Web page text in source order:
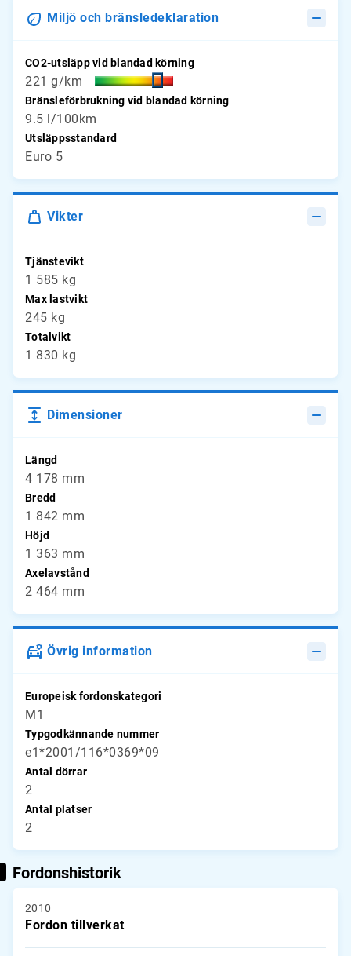
Miljö och bränsledeklaration
CO2-utsläpp vid blandad körning
221 g/km
Bränsleförbrukning vid blandad körning
9.5 l/100km
Utsläppsstandard
Euro 5
Vikter
Tjänstevikt
1 585 kg
Max lastvikt
245 kg
Totalvikt
1 830 kg
Dimensioner
Längd
4 178 mm
Bredd
1 842 mm
Höjd
1 363 mm
Axelavstånd
2 464 mm
Övrig information
Europeisk fordonskategori
M1
Typgodkännande nummer
e1*2001/116*0369*09
Antal dörrar
2
Antal platser
2
Fordonshistorik
2010
Fordon tillverkat